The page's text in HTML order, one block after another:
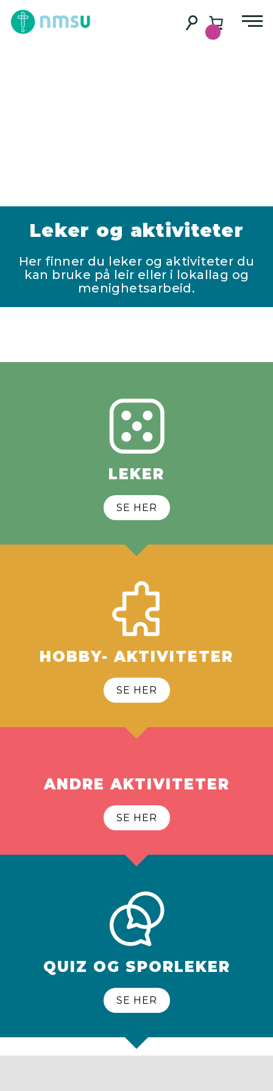
Leker og aktiviteter
Her finner du leker og aktiviteter du
kan bruke på leir eller i lokallag og
menighetsarbeid.
LEKER
SE HER
HOBBY- AKTIVITETER
SE HER
ANDRE AKTIVITETER
SE HER
QUIZ OG SPORLEKER
SE HER